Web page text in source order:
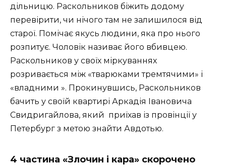
дільницю. Раскольников біжить додому
перевірити, чи нічого там не залишилося від
старої. Помічає якусь людини, яка про нього
розпитує. Чоловік називає його вбивцею.
Раскольников у своїх міркуваннях
розривається між «тварюками тремтячими» і
«владними ». Прокинувшись, Раскольников
бачить у своїй квартирі Аркадія Івановича
Свидригайлова, який приїхав із провінції у
Петербург з метою знайти Авдотью.
4 частина «Злочин і кара» скорочено